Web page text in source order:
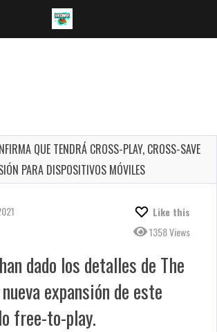
QUE TENDRÁ CROSS-PLAY, CROSS-SAVE
PARA DISPOSITIVOS MÓVILES
Like this
1358 Views
dado los detalles de The
expansión de este
free-to-play.